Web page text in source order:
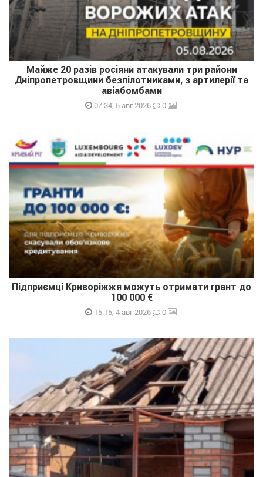
Майже 20 разів росіяни атакували три райони
Дніпропетровщини безпілотниками, з артилерії та
авіабомбами
07:34, 5 авг 2026 0
Підприємці Криворіжжя можуть отримати грант до
100 000 €
15:15, 4 авг 2026 0